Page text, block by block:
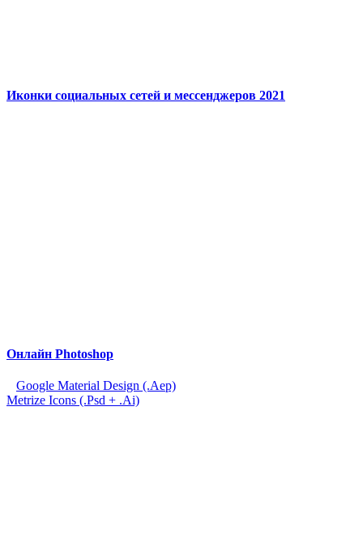
Иконки социальных сетей и мессенджеров 2021
Онлайн Photoshop
Google Material Design (.Aep)
Metrize Icons (.Psd + .Ai)